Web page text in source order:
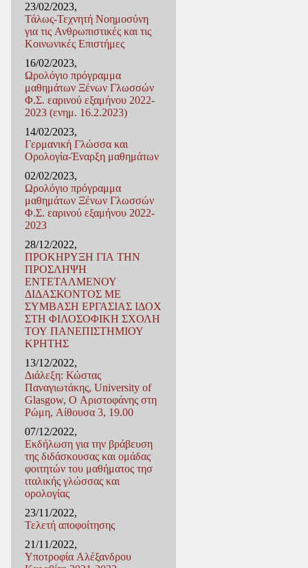
23/02/2023,
Τάλως-Τεχνητή Νοημοσύνη
για τις Ανθρωπιστικές και τις
Κοινωνικές Επιστήμες
16/02/2023,
Ωρολόγιο πρόγραμμα
μαθημάτων Ξένων Γλωσσών
Φ.Σ. εαρινού εξαμήνου 2022-
2023 (ενημ. 16.2.2023)
14/02/2023,
Γερμανική Γλώσσα και
Ορολογία-Έναρξη μαθημάτων
02/02/2023,
Ωρολόγιο πρόγραμμα
μαθημάτων Ξένων Γλωσσών
Φ.Σ. εαρινού εξαμήνου 2022-
2023
28/12/2022,
ΠΡΟΚΗΡΥΞΗ ΓΙΑ ΤΗΝ
ΠΡΟΣΛΗΨΗ
ΕΝΤΕΤΑΛΜΕΝΟΥ
ΔΙΔΑΣΚΟΝΤΟΣ ΜΕ
ΣΥΜΒΑΣΗ ΕΡΓΑΣΙΑΣ ΙΔΟX
ΣΤΗ ΦΙΛΟΣΟΦΙΚΗ ΣΧΟΛΗ
ΤΟΥ ΠΑΝΕΠΙΣΤΗΜΙΟΥ
ΚΡΗΤΗΣ
13/12/2022,
Διάλεξη: Κώστας
Παναγιωτάκης, University of
Glasgow, Ο Αριστοφάνης στη
Ρώμη, Αίθουσα 3, 19.00
07/12/2022,
Εκδήλωση για την βράβευση
της διδάσκουσας και ομάδας
φοιτητών του μαθήματος τησ
ιταλικής γλώσσας και
ορολογίας
23/11/2022,
Τελετή αποφοίτησης
21/11/2022,
Υποτροφία Αλέξανδρου